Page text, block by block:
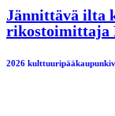
Jännittävä ilta
rikostoimittaja
2026